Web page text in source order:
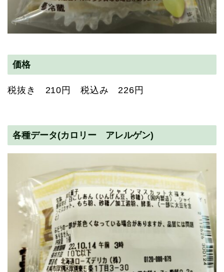
価格
税抜き 210円 税込み 226円
各種データ(カロリー アレルゲン)